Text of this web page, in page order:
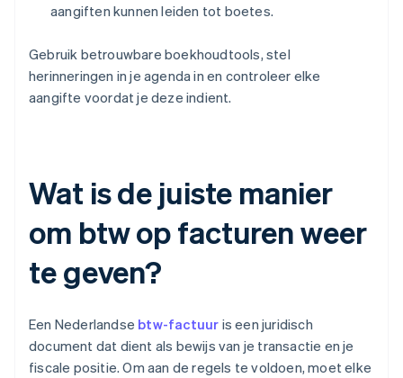
aangiften kunnen leiden tot boetes.
Gebruik betrouwbare boekhoudtools, stel
herinneringen in je agenda in en controleer elke
aangifte voordat je deze indient.
Wat is de juiste manier
om btw op facturen weer
te geven?
Een Nederlandse btw-factuur is een juridisch
document dat dient als bewijs van je transactie en je
fiscale positie. Om aan de regels te voldoen, moet elke